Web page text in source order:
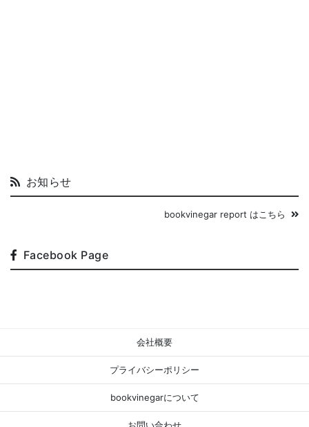
お知らせ
bookvinegar report はこちら
Facebook Page
会社概要
プライバシーポリシー
bookvinegarについて